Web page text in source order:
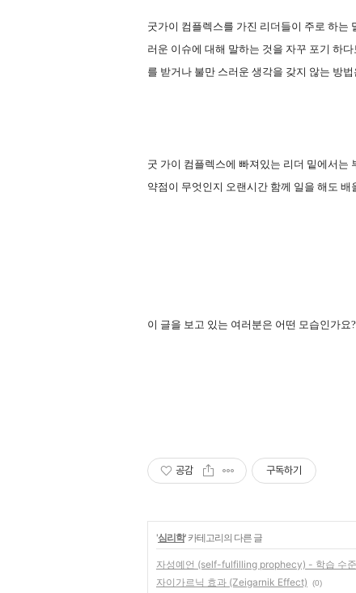
굿가이 컴플렉스를 가진 리더들이 주로 하는
러운 이슈에 대해 말하는 것을 자꾸 포기 하
를 받거나 불만 스러운 생각을 갖지 않는 방
굿 가이 컴플렉스에 빠져있는 리더 밑에서는
약점이 무엇인지 오랜시간 함께 일을 해도 배
이 글을 보고 있는 여러분은 어떤 모습인가요?
공감 구독하기
'심리학' 카테고리의 다른 글
자성예언 (self-fulfilling prophecy) - 학습 수
자이가르닉 효과 (Zeigarnik Effect) (0)